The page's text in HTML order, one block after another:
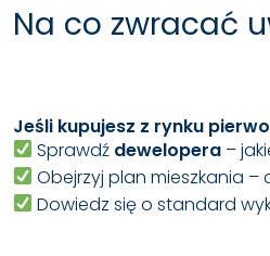
Na co zwracać
Jeśli kupujesz z rynku
Sprawdź dewelopera –
Obejrzyj plan mieszkania –
Dowiedz się o standard